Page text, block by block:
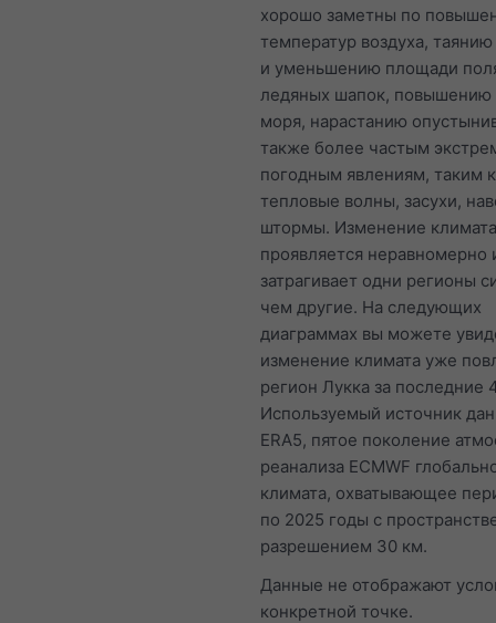
хорошо заметны по
температур воздуха,
и уменьшению площади
ледяных шапок, повышению
моря, нарастанию
также более частым
погодным явлениям, таким
тепловые волны, засухи,
штормы. Изменение климата
проявляется неравномерно
затрагивает одни регионы
чем другие. На следующих
диаграммах вы можете
изменение климата уже
регион Лукка за последние
Используемый источник
ERA5, пятое поколение
реанализа ECMWF
климата, охватывающее
по 2025 годы с
разрешением 30 км.
Данные не отображают
конкретной точке.